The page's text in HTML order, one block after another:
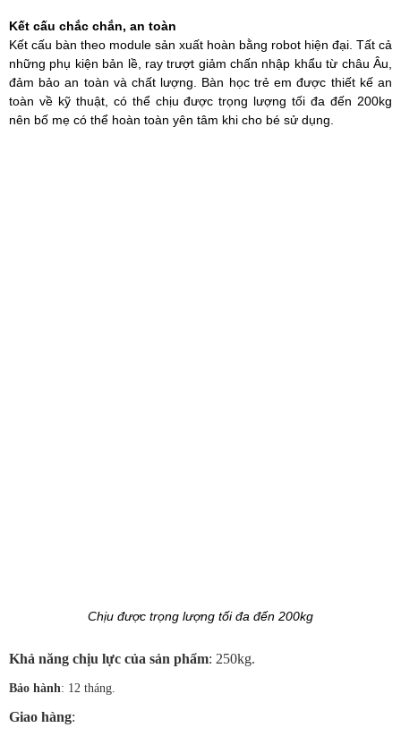
Kết cấu chắc chắn, an toàn
Kết cấu bàn theo module sản xuất hoàn bằng robot hiện đại. Tất cả
những phụ kiện bản lề, ray trượt giảm chấn nhập khẩu từ châu Âu,
đảm bảo an toàn và chất lượng. Bàn học trẻ em được thiết kế an
toàn về kỹ thuật, có thể chịu được trọng lượng tối đa đến 200kg
nên bố mẹ có thể hoàn toàn yên tâm khi cho bé sử dụng.
Chịu được trọng lượng tối đa đến 200kg
Khả năng chịu lực của sản phẩm: 250kg.
Bảo hành: 12 tháng.
Giao hàng: